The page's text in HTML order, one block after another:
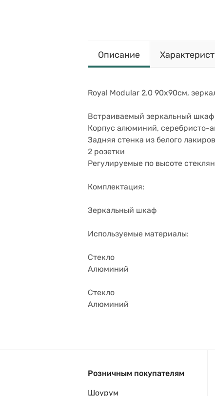
Описание
Royal Modular 2.0 90х90см,
Встраиваемый зеркальный шкаф
Корпус алюминий, серебристо-
Задняя стенка из белого
2 розетки
Регулируемые по высоте
Комплектация:
Зеркальный шкаф
Используемые материалы:
Стекло
Алюминий
Стекло
Алюминий
Розничным покупателям
Шоурум